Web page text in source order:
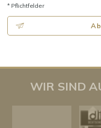
* Pflichtfelder
WIR SIND